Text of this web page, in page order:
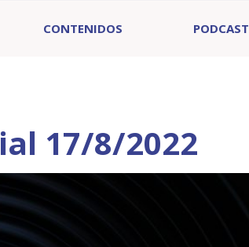
CONTENIDOS PODCAST
17/8/2022